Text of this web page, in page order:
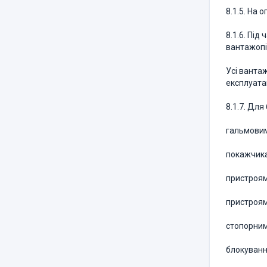
8.1.5. На
8.1.6. Під
Усі
8.1.7. Для